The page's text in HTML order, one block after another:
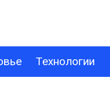
Технологии